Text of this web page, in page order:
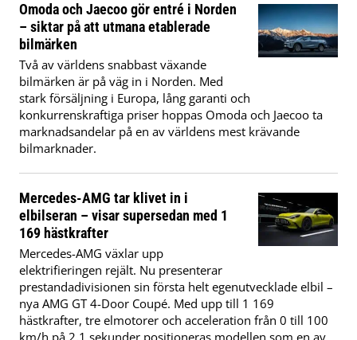
Omoda och Jaecoo gör entré i Norden
– siktar på att utmana etablerade
bilmärken
Två av världens snabbast växande
bilmärken är på väg in i Norden. Med
stark försäljning i Europa, lång garanti och
konkurrenskraftiga priser hoppas Omoda och Jaecoo ta
marknadsandelar på en av världens mest krävande
bilmarknader.
Mercedes-AMG tar klivet in i
elbilseran – visar supersedan med 1
169 hästkrafter
Mercedes-AMG växlar upp
elektrifieringen rejält. Nu presenterar
prestandadivisionen sin första helt egenutvecklade elbil –
nya AMG GT 4-Door Coupé. Med upp till 1 169
hästkrafter, tre elmotorer och acceleration från 0 till 100
km/h på 2,1 sekunder positioneras modellen som en av